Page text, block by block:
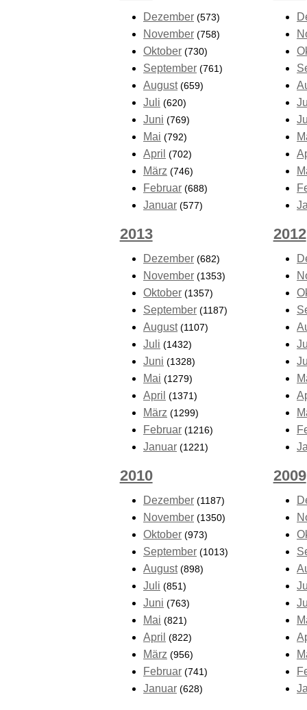
Dezember (573)
November (758)
Oktober (730)
September (761)
August (659)
Juli (620)
Juni (769)
Mai (792)
April (702)
März (746)
Februar (688)
Januar (577)
2013
Dezember (682)
November (1353)
Oktober (1357)
September (1187)
August (1107)
Juli (1432)
Juni (1328)
Mai (1279)
April (1371)
März (1299)
Februar (1216)
Januar (1221)
2012
2010
Dezember (1187)
November (1350)
Oktober (973)
September (1013)
August (898)
Juli (851)
Juni (763)
Mai (821)
April (822)
März (956)
Februar (741)
Januar (628)
2009